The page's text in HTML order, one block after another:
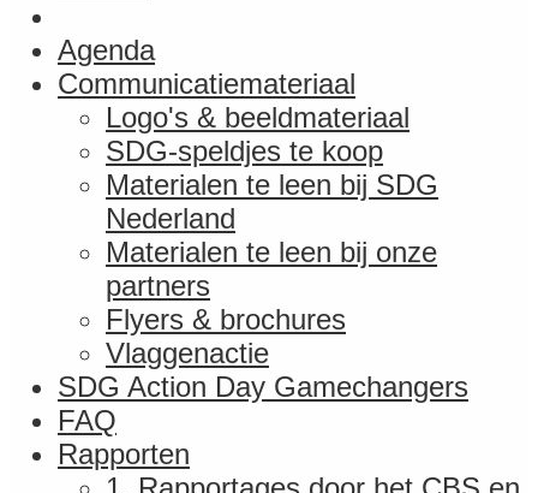
Agenda
Communicatie­materiaal
Logo's & beeldmateriaal
SDG-speldjes te koop
Materialen te leen bij SDG
Nederland
Materialen te leen bij onze
partners
Flyers & brochures
Vlaggenactie
SDG Action Day Gamechangers
FAQ
Rapporten